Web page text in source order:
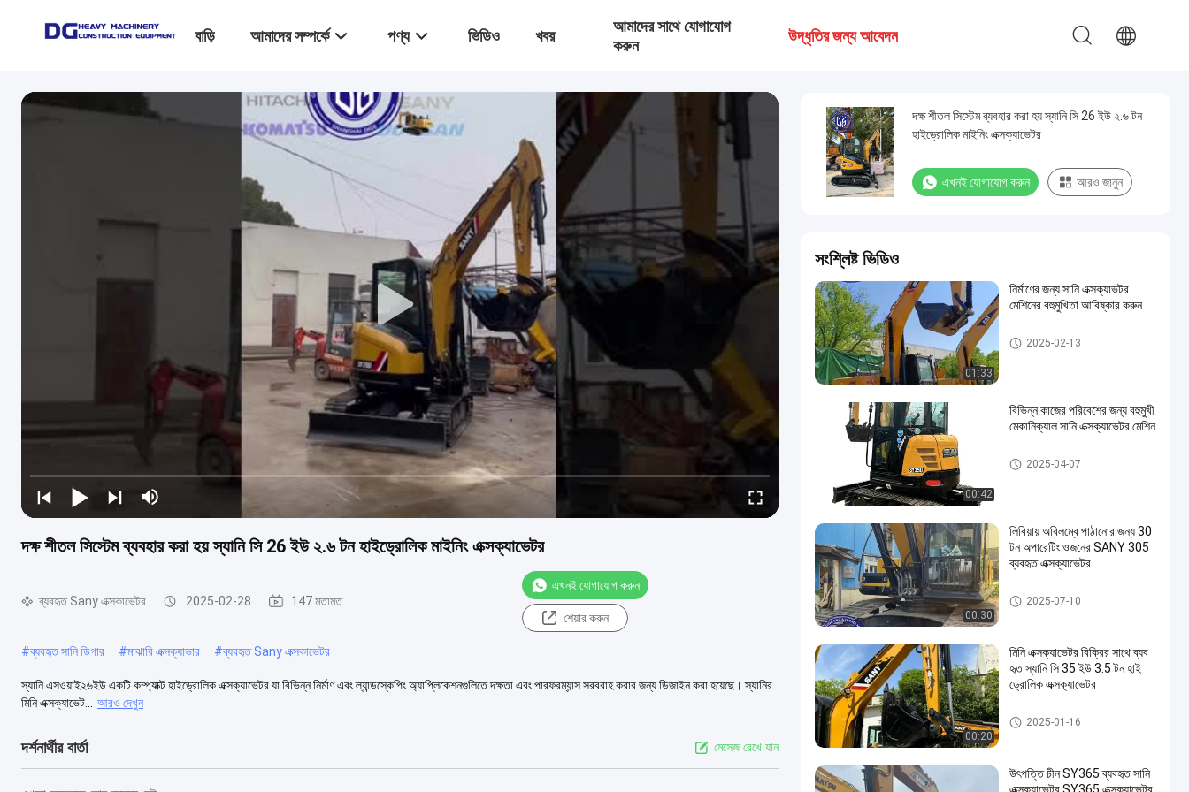
বাড়ি আমাদের সম্পর্কে পণ্য ভিডিও খবর
আমাদের সাথে যোগাযোগ
করুন
উদ্ধৃতির জন্য আবেদন
দক্ষ শীতল সিস্টেম ব্যবহার করা হয় স্যানি সি 26 ইউ ২.৬ টন হাইড্রোলিক মাইনিং এক্সক্যাভেটর
ব্যবহৃত Sany এক্সকাভেটর 2025-02-28 147 মতামত
এখনই যোগাযোগ করুন
শেয়ার করুন
#ব্যবহৃত সানি ডিগার #মাঝারি এক্সক্যাভার #ব্যবহৃত Sany এক্সকাভেটর
স্যানি এসওয়াই২৬ইউ একটি কম্প্যাক্ট হাইড্রোলিক এক্সক্যাভেটর যা বিভিন্ন নির্মাণ এবং ল্যান্ডস্কেপিং অ্যাপ্লিকেশনগুলিতে দক্ষতা এবং পারফরম্যান্স সরবরাহ করার জন্য ডিজাইন করা হয়েছে। স্যানির
মিনি এক্সক্যাভেট...
আরও দেখুন
দর্শনার্থীর বার্তা মেসেজ রেখে যান
দক্ষ শীতল সিস্টেম ব্যবহার করা হয় স্যানি সি 26 ইউ ২.৬ টন
হাইড্রোলিক মাইনিং এক্সক্যাভেটর
এখনই যোগাযোগ করুন আরও জানুন
সংশ্লিষ্ট ভিডিও
01:33
নির্মাণের জন্য সানি এক্সক্যাভটর
মেশিনের বহুমুখিতা আবিষ্কার করুন
ব্যবহৃত Sany এক্সকাভেটর
2025-02-13
00:42
বিভিন্ন কাজের পরিবেশের জন্য বহুমুখী
মেকানিক্যাল সানি এক্সক্যাভেটর মেশিন
ব্যবহৃত Sany এক্সকাভেটর
2025-04-07
00:30
লিবিয়ায় অবিলম্বে পাঠানোর জন্য 30
টন অপারেটিং ওজনের SANY 305
ব্যবহৃত এক্সক্যাভেটর
ব্যবহৃত Sany এক্সকাভেটর
2025-07-10
00:20
মিনি এক্সক্যাভেটর বিক্রির সাথে ব্যব
হৃত স্যানি সি 35 ইউ 3.5 টন হাই
ড্রোলিক এক্সক্যাভেটর
ব্যবহৃত Sany এক্সকাভেটর
2025-01-16
উৎপত্তি চীন SY365 ব্যবহৃত সানি